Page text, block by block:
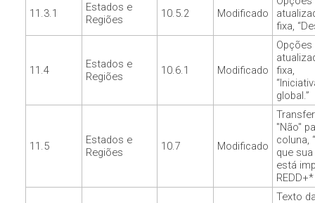
11.3.1
Estados e
Regiões
10.5.2 Modificado
fixa,
11.4
Estados e
Regiões
10.6.1 Modificado
Opções
fixa,
global.”
11.5
Estados e
Regiões
10.7 Modificado
"Não"
coluna,
que
está
Texto